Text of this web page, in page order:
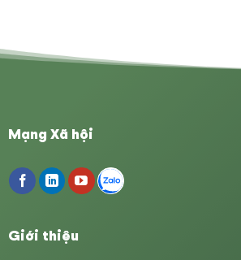
Mạng Xã hội
Giới thiệu